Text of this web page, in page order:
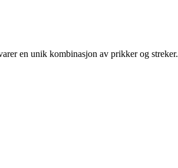
en unik kombinasjon av prikker og streker.